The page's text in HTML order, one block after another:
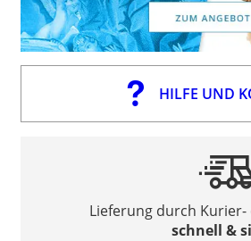
HILFE UND
Lieferung durch
schnell &